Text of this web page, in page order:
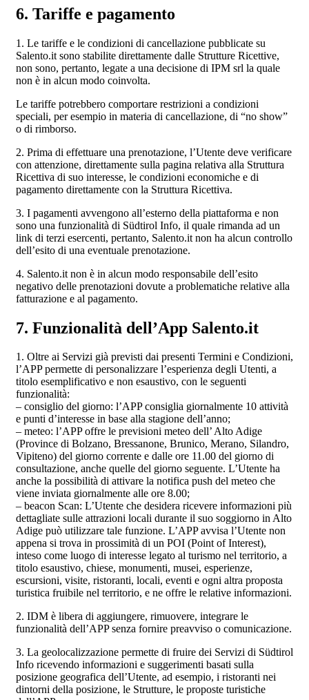
6. Tariffe e pagamento
1. Le tariffe e le condizioni di cancellazione pubblicate su
Salento.it sono stabilite direttamente dalle Strutture Ricettive,
non sono, pertanto, legate a una decisione di IPM srl la quale
non è in alcun modo coinvolta.
Le tariffe potrebbero comportare restrizioni a condizioni
speciali, per esempio in materia di cancellazione, di “no show”
o di rimborso.
2. Prima di effettuare una prenotazione, l’Utente deve verificare
con attenzione, direttamente sulla pagina relativa alla Struttura
Ricettiva di suo interesse, le condizioni economiche e di
pagamento direttamente con la Struttura Ricettiva.
3. I pagamenti avvengono all’esterno della piattaforma e non
sono una funzionalità di Südtirol Info, il quale rimanda ad un
link di terzi esercenti, pertanto, Salento.it non ha alcun controllo
dell’esito di una eventuale prenotazione.
4. Salento.it non è in alcun modo responsabile dell’esito
negativo delle prenotazioni dovute a problematiche relative alla
fatturazione e al pagamento.
7. Funzionalità dell’App Salento.it
1. Oltre ai Servizi già previsti dai presenti Termini e Condizioni,
l’APP permette di personalizzare l’esperienza degli Utenti, a
titolo esemplificativo e non esaustivo, con le seguenti
funzionalità:
– consiglio del giorno: l’APP consiglia giornalmente 10 attività
e punti d’interesse in base alla stagione dell’anno;
– meteo: l’APP offre le previsioni meteo dell’ Alto Adige
(Province di Bolzano, Bressanone, Brunico, Merano, Silandro,
Vipiteno) del giorno corrente e dalle ore 11.00 del giorno di
consultazione, anche quelle del giorno seguente. L’Utente ha
anche la possibilità di attivare la notifica push del meteo che
viene inviata giornalmente alle ore 8.00;
– beacon Scan: L’Utente che desidera ricevere informazioni più
dettagliate sulle attrazioni locali durante il suo soggiorno in Alto
Adige può utilizzare tale funzione. L’APP avvisa l’Utente non
appena si trova in prossimità di un POI (Point of Interest),
inteso come luogo di interesse legato al turismo nel territorio, a
titolo esaustivo, chiese, monumenti, musei, esperienze,
escursioni, visite, ristoranti, locali, eventi e ogni altra proposta
turistica fruibile nel territorio, e ne offre le relative informazioni.
2. IDM è libera di aggiungere, rimuovere, integrare le
funzionalità dell’APP senza fornire preavviso o comunicazione.
3. La geolocalizzazione permette di fruire dei Servizi di Südtirol
Info ricevendo informazioni e suggerimenti basati sulla
posizione geografica dell’Utente, ad esempio, i ristoranti nei
dintorni della posizione, le Strutture, le proposte turistiche